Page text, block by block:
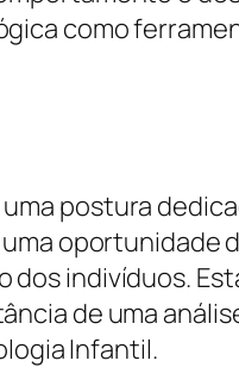
como
postura
oportunidade
indivíduos.
de uma
Infantil.